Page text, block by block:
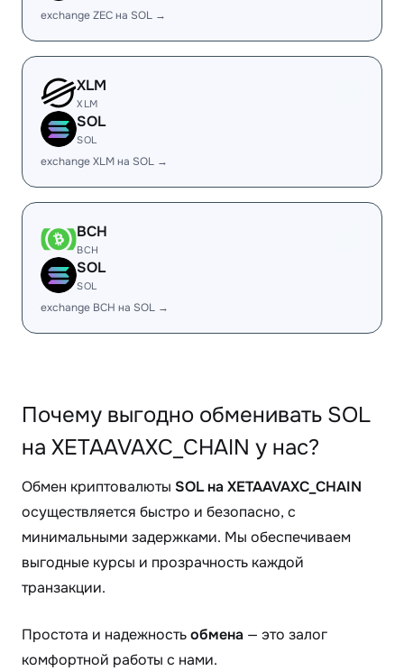
exchange ZEC на SOL →
XLM
XLM
SOL
SOL
exchange XLM на SOL →
BCH
BCH
SOL
SOL
exchange BCH на SOL →
Почему выгодно обменивать SOL
на XETAAVAXC_CHAIN у нас?
Обмен криптовалюты SOL на XETAAVAXC_CHAIN
осуществляется быстро и безопасно, с
минимальными задержками. Мы обеспечиваем
выгодные курсы и прозрачность каждой
транзакции.
Простота и надежностьобмена — это залог
комфортной работы с нами.